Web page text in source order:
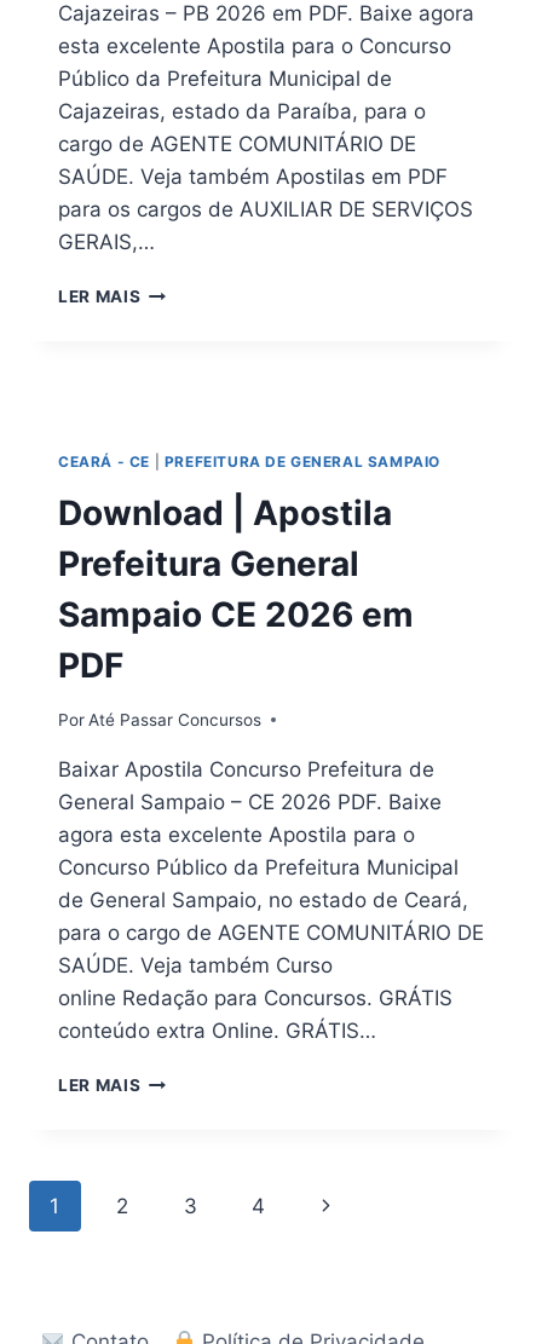
Cajazeiras – PB 2026 em PDF. Baixe agora
esta excelente Apostila para o Concurso
Público da Prefeitura Municipal de
Cajazeiras, estado da Paraíba, para o
cargo de AGENTE COMUNITÁRIO DE
SAÚDE. Veja também Apostilas em PDF
para os cargos de AUXILIAR DE SERVIÇOS
GERAIS,…
LER MAIS DOWNLOAD
PB
PDF
CEARÁ - CE PREFEITURA DE GENERAL SAMPAIO
Download | Apostila
Prefeitura General
Sampaio CE 2026 em
PDF
PorAté Passar Concursos
Baixar Apostila Concurso Prefeitura de
General Sampaio – CE 2026 PDF. Baixe
agora esta excelente Apostila para o
Concurso Público da Prefeitura Municipal
de General Sampaio, no estado de Ceará,
para o cargo de AGENTE COMUNITÁRIO DE
SAÚDE. Veja também Curso
online Redação para Concursos. GRÁTIS
conteúdo extra Online. GRÁTIS…
LER MAIS DOWNLOAD
SAMPAIO
Navegação
1 2 3 4
Página